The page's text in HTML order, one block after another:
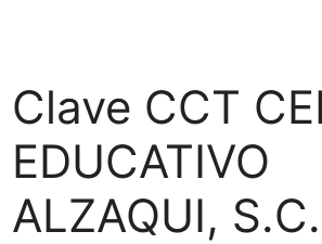
Clave CCT
EDUCATIVO
ALZAQUI, S.C.